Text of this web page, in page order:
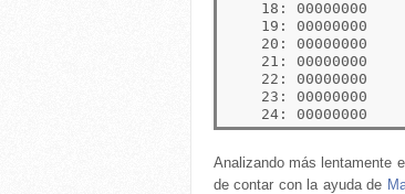
18: 00000000
19: 00000000
20: 00000000
21: 00000000
22: 00000000
23: 00000000
Analizando más lentamente
de contar con la ayuda de